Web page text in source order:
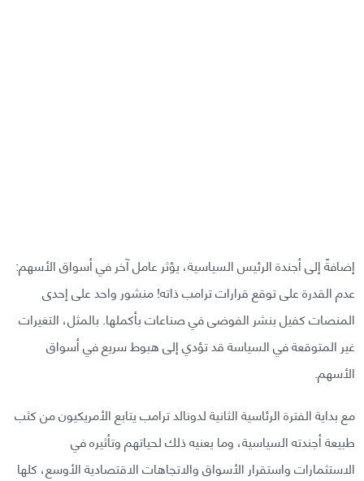
إضافةً إلى أجندة الرئيس السياسية، يؤثر عامل آخر في أسواق الأسهم:
عدم القدرة على توقع قرارات ترامب ذاته! منشور واحد على إحدى
المنصات كفيل بنشر الفوضى في صناعات بأكملها. بالمثل، التغيرات
غير المتوقعة في السياسة قد تؤدي إلى هبوط سريع في أسواق
الأسهم.
مع بداية الفترة الرئاسية الثانية لدونالد ترامب يتابع الأمريكيون من كثب
طبيعة أجندته السياسية، وما يعنيه ذلك لحياتهم وتأثيره في
الاستثمارات واستقرار الأسواق والاتجاهات الاقتصادية الأوسع، كلها